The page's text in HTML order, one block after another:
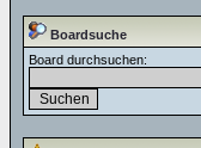
Boardsuche
Board durchsuchen: